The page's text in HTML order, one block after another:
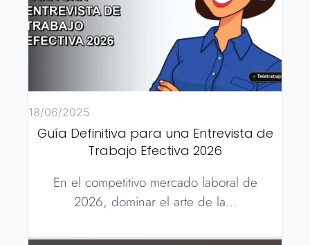
18/06/2025
Guía Definitiva para una Entrevista de
Trabajo Efectiva 2026
En el competitivo mercado laboral de
2026, dominar el arte de la…